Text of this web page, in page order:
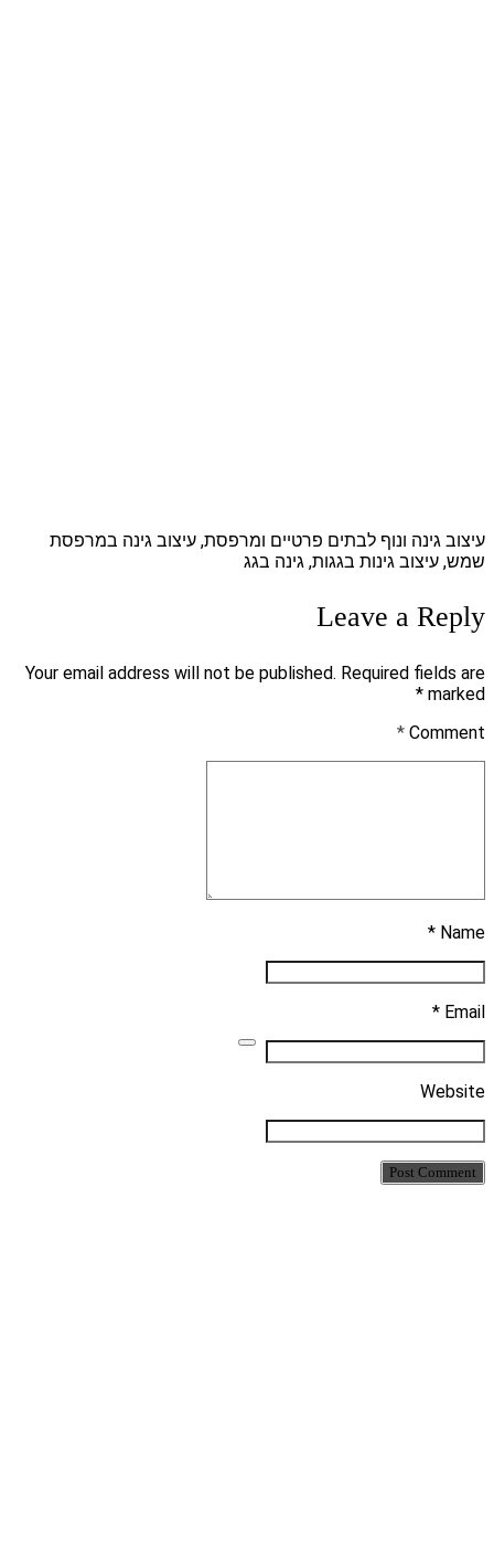
עיצוב גינה ונוף לבתים פרטיים ומרפסת, עיצוב גינה במרפסת
שמש, עיצוב גינות בגגות, גינה בגג
Leave a Reply
Your email address will not be published. Required fields are
marked *
Comment
*
Name *
Email *
Website
Post Comment